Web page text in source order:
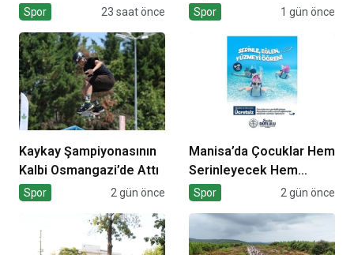
Türkoğlu’na ziyaret
Spor 23 saat önce
Destekliyor
Spor 1 gün önce
Kaykay Şampiyonasının
Kalbi Osmangazi’de Attı
Spor 2 gün önce
Manisa’da Çocuklar Hem
Serinleyecek Hem
Yüzme Öğrenecek
Spor 2 gün önce